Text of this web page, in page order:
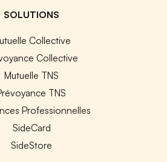
SOLUTIONS
Collective
Collective
Mutuelle TNS
TNS
Professionnelles
SideCard
SideStore